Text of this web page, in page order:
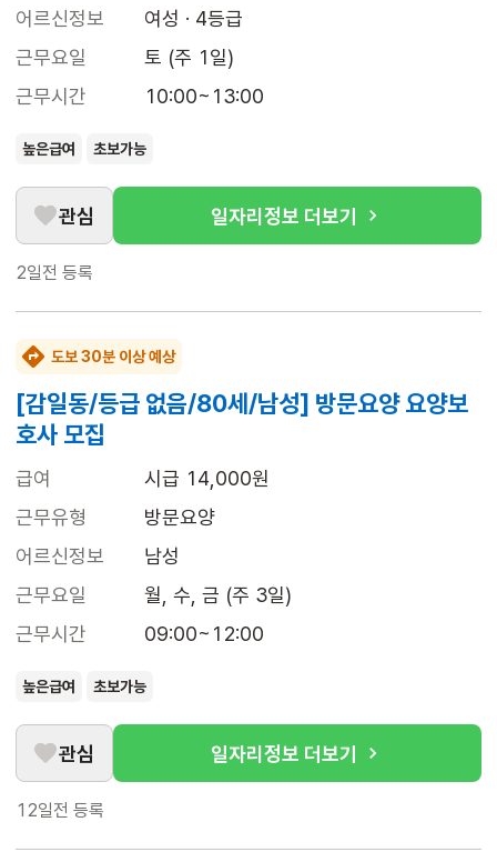
어르신정보
여성 · 4등급
근무요일
토 (주 1일)
근무시간
10:00~13:00
높은급여 초보가능
관심 일자리정보 더보기
2일전 등록
도보 30분 이상 예상
[감일동/등급 없음/80세/남성] 방문요양 요양보
호사 모집
급여
시급 14,000원
근무유형
방문요양
어르신정보
남성
근무요일
월, 수, 금 (주 3일)
근무시간
09:00~12:00
높은급여 초보가능
관심 일자리정보 더보기
12일전 등록